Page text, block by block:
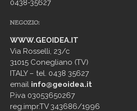
0438-35627
NEGOZIO:
WWW.GEOIDEA.IT
Via Rosselli, 23/c
31015 Conegliano (TV)
ITALY – tel. 0438 35627
email info@geoidea.it
P.iva 03053650267
reg.impr.TV 343686/1996